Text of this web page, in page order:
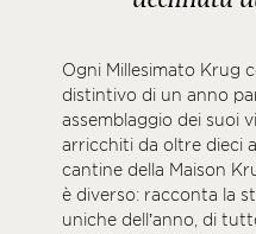
Ogni Millesimato Krug
distintivo di un anno
assemblaggio dei suoi
arricchiti da oltre dieci
cantine della Maison
è diverso: racconta la
uniche dell’anno, di